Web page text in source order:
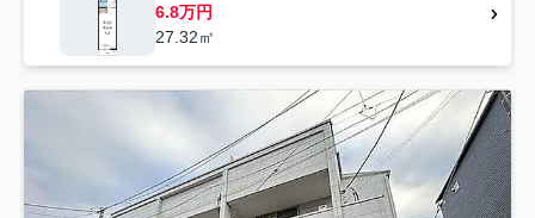
6.8万円
27.32㎡